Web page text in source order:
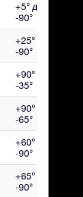
+5° до
-90°
+25° до
-90°
+90° до
-35°
+90° до
-65°
+60° до
-90°
+65° до
-90°